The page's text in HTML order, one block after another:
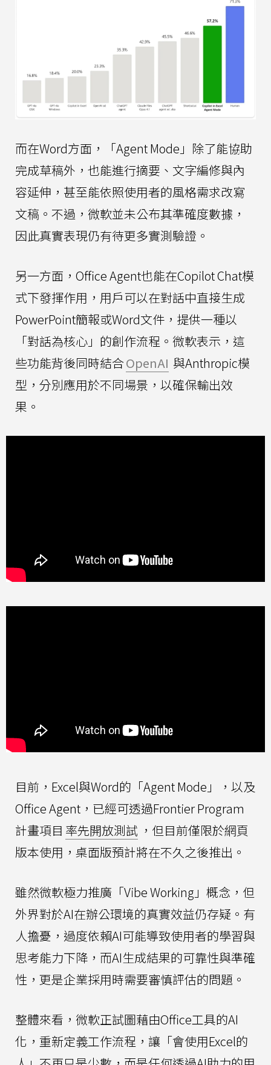
而在Word方面，「Agent Mode」除了能協助
完成草稿外，也能進行摘要、文字編修與內
容延伸，甚至能依照使用者的風格需求改寫
文稿。不過，微軟並未公布其準確度數據，
因此真實表現仍有待更多實測驗證。
另一方面，Office Agent也能在Copilot Chat模
式下發揮作用，用戶可以在對話中直接生成
PowerPoint簡報或Word文件，提供一種以
「對話為核心」的創作流程。微軟表示，這
些功能背後同時結合OpenAI 與Anthropic模
型，分別應用於不同場景，以確保輸出效
果。
目前，Excel與Word的「Agent Mode」，以及
Office Agent，已經可透過Frontier Program
計畫項目 率先開放測試 ，但目前僅限於網頁
版本使用，桌面版預計將在不久之後推出。
雖然微軟極力推廣「Vibe Working」概念，但
外界對於AI在辦公環境的真實效益仍存疑。有
人擔憂，過度依賴AI可能導致使用者的學習與
思考能力下降，而AI生成結果的可靠性與準確
性，更是企業採用時需要審慎評估的問題。
整體來看，微軟正試圖藉由Office工具的AI
化，重新定義工作流程，讓「會使用Excel的